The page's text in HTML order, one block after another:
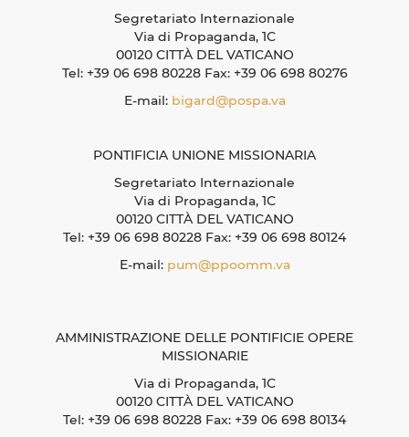
Segretariato Internazionale
Via di Propaganda, 1C
00120 CITTÀ DEL VATICANO
Tel: +39 06 698 80228 Fax: +39 06 698 80276
E-mail: bigard@pospa.va
PONTIFICIA UNIONE MISSIONARIA
Segretariato Internazionale
Via di Propaganda, 1C
00120 CITTÀ DEL VATICANO
Tel: +39 06 698 80228 Fax: +39 06 698 80124
E-mail: pum@ppoomm.va
AMMINISTRAZIONE DELLE PONTIFICIE OPERE
MISSIONARIE
Via di Propaganda, 1C
00120 CITTÀ DEL VATICANO
Tel: +39 06 698 80228 Fax: +39 06 698 80134